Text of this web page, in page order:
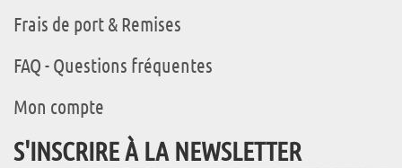
Frais de port & Remises
FAQ - Questions fréquentes
Mon compte
S'INSCRIRE À LA NEWSLETTER